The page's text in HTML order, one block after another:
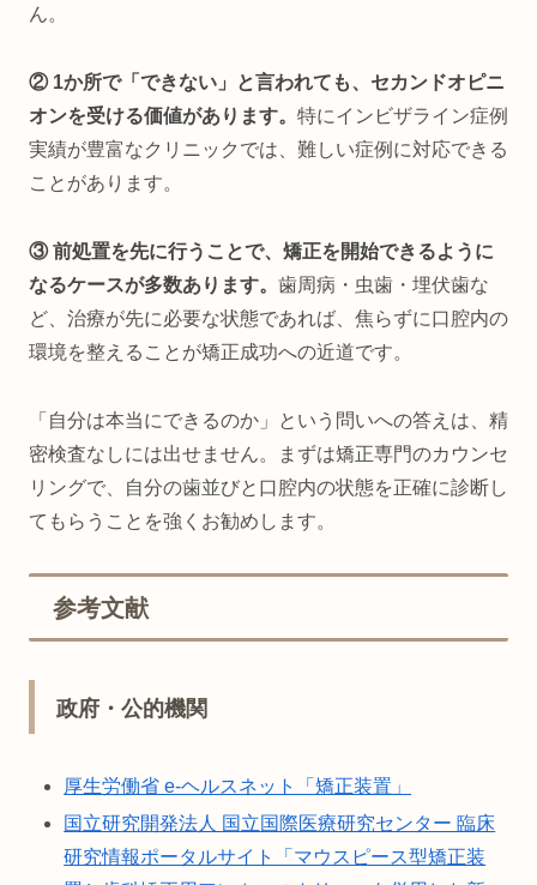
ん。
② 1か所で「できない」と言われても、セカンドオピニ
オンを受ける価値があります。 特にインビザライン症例
実績が豊富なクリニックでは、難しい症例に対応できる
ことがあります。
③ 前処置を先に行うことで、矯正を開始できるように
なるケースが多数あります。 歯周病・虫歯・埋伏歯な
ど、治療が先に必要な状態であれば、焦らずに口腔内の
環境を整えることが矯正成功への近道です。
「自分は本当にできるのか」という問いへの答えは、精
密検査なしには出せません。まずは矯正専門のカウンセ
リングで、自分の歯並びと口腔内の状態を正確に診断し
てもらうことを強くお勧めします。
参考文献
政府・公的機関
厚生労働省 e-ヘルスネット「矯正装置」
国立研究開発法人 国立国際医療研究センター 臨床
研究情報ポータルサイト「マウスピース型矯正装